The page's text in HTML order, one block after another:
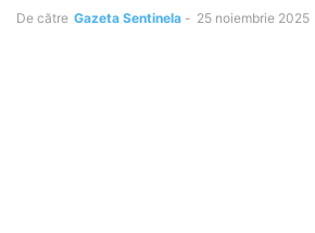
De către Gazeta Sentinela - 25 noiembrie 2025